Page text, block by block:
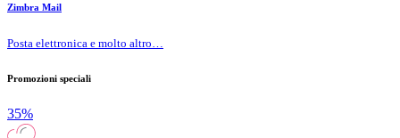
Zimbra Mail
Posta elettronica e molto altro…
Promozioni speciali
35%